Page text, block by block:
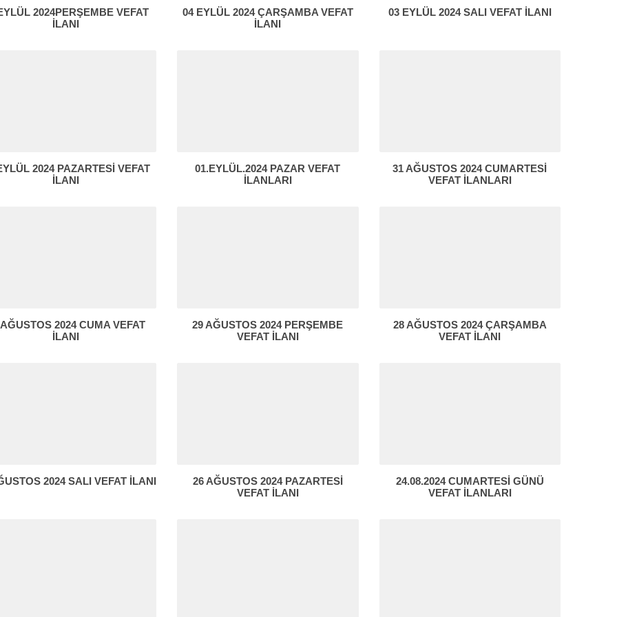
2024PERŞEMBE VEFAT
İLANI
04 EYLÜL 2024 ÇARŞAMBA VEFAT
İLANI
03 EYLÜL 2024 SALI VEFAT İLANI
2024 PAZARTESİ VEFAT
İLANI
01.EYLÜL.2024 PAZAR VEFAT
İLANLARI
31 AĞUSTOS 2024 CUMARTESİ
VEFAT İLANLARI
2024 CUMA VEFAT
İLANI
29 AĞUSTOS 2024 PERŞEMBE
VEFAT İLANI
28 AĞUSTOS 2024 ÇARŞAMBA
VEFAT İLANI
2024 SALI VEFAT İLANI
26 AĞUSTOS 2024 PAZARTESİ
VEFAT İLANI
24.08.2024 CUMARTESİ GÜNÜ
VEFAT İLANLARI